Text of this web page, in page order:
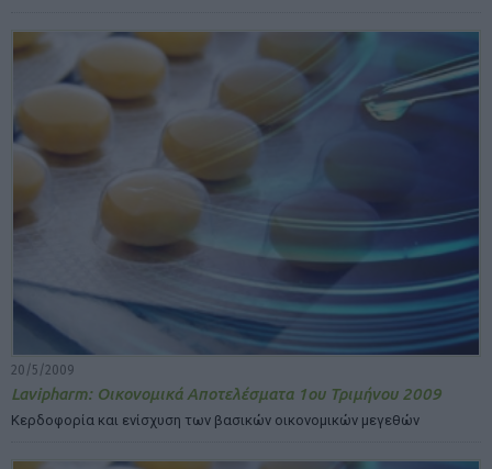
20/5/2009
Lavipharm: Οικονομικά Αποτελέσματα 1ου Τριμήνου 2009
Κερδοφορία και ενίσχυση των βασικών οικονομικών μεγεθών